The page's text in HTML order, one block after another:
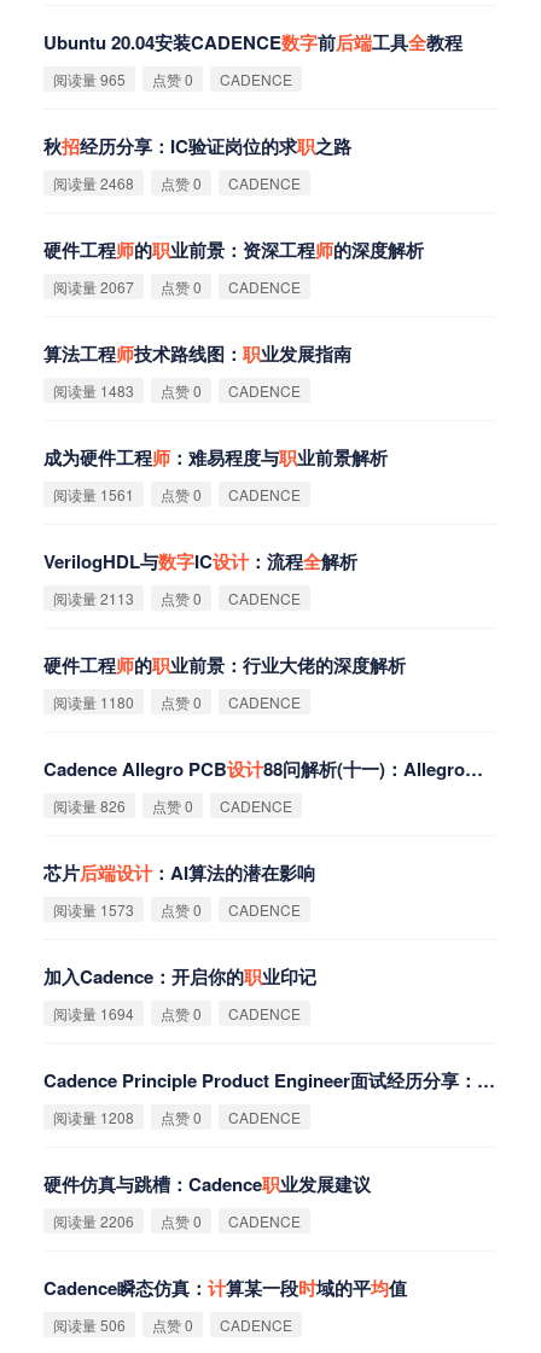
Ubuntu 20.04安装CADENCE数字前后端工具全教程
阅读量 965 点赞 0 CADENCE
秋招经历分享：IC验证岗位的求职之路
阅读量 2468 点赞 0 CADENCE
硬件工程师的职业前景：资深工程师的深度解析
阅读量 2067 点赞 0 CADENCE
算法工程师技术路线图： 职业发展指南
阅读量 1483 点赞 0 CADENCE
成为硬件工程师 ：难易程度与职业前景解析
阅读量 1561 点赞 0 CADENCE
VerilogHDL与数字IC设计：流程全解析
阅读量 2113 点赞 0 CADENCE
硬件工程师的职业前景：行业大佬的深度解析
阅读量 1180 点赞 0 CADENCE
Cadence Allegro PCB设计88问解析(十一)：Allegro中文件
阅读量 826 点赞 0 CADENCE
芯片后端设计：AI算法的潜在影响
阅读量 1573 点赞 0 CADENCE
加入Cadence：开启你的职业印记
阅读量 1694 点赞 0 CADENCE
Cadence Principle Product Engineer面试经历分享：求
阅读量 1208 点赞 0 CADENCE
硬件仿真与跳槽：Cadence职业发展建议
阅读量 2206 点赞 0 CADENCE
Cadence瞬态仿真： 计算某一段时域的平均值
阅读量 506 点赞 0 CADENCE